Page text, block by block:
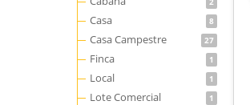
Casa 8
Casa Campestre 27
Finca 1
Local 1
Lote Comercial 1